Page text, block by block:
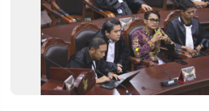
RESOLUSI
MEDIA